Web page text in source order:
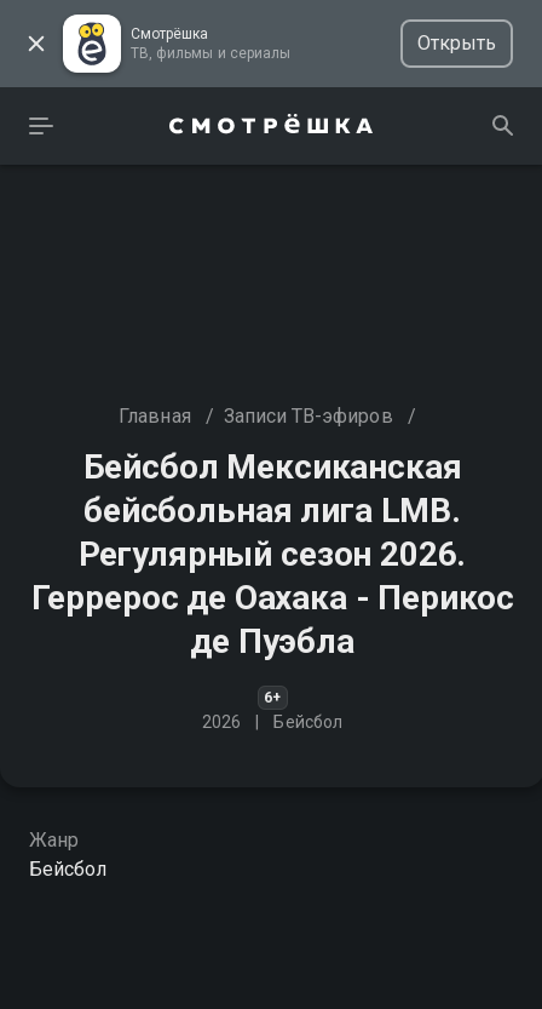
Смотрёшка
ТВ, фильмы и сериалы
Открыть
Главная / Записи ТВ-эфиров /
Бейсбол Мексиканская
бейсбольная лига LMB.
Регулярный сезон 2026.
Геррерос де Оахака - Перикос
де Пуэбла
6+
2026 Бейсбол
Жанр
Бейсбол